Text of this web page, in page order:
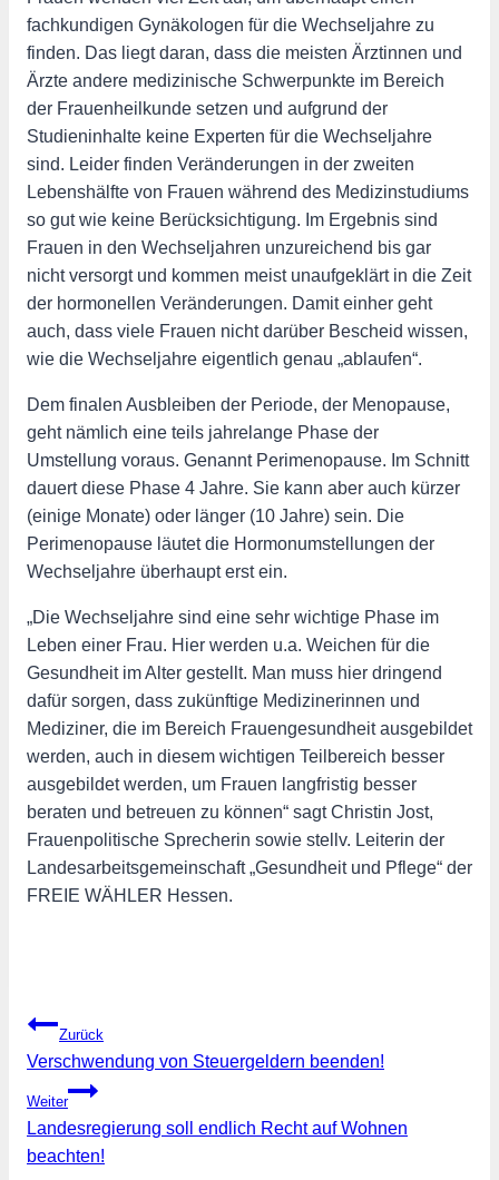
fachkundigen Gynäkologen für die Wechseljahre zu
finden. Das liegt daran, dass die meisten Ärztinnen und
Ärzte andere medizinische Schwerpunkte im Bereich
der Frauenheilkunde setzen und aufgrund der
Studieninhalte keine Experten für die Wechseljahre
sind. Leider finden Veränderungen in der zweiten
Lebenshälfte von Frauen während des Medizinstudiums
so gut wie keine Berücksichtigung. Im Ergebnis sind
Frauen in den Wechseljahren unzureichend bis gar
nicht versorgt und kommen meist unaufgeklärt in die Zeit
der hormonellen Veränderungen. Damit einher geht
auch, dass viele Frauen nicht darüber Bescheid wissen,
wie die Wechseljahre eigentlich genau „ablaufen“.
Dem finalen Ausbleiben der Periode, der Menopause,
geht nämlich eine teils jahrelange Phase der
Umstellung voraus. Genannt Perimenopause. Im Schnitt
dauert diese Phase 4 Jahre. Sie kann aber auch kürzer
(einige Monate) oder länger (10 Jahre) sein. Die
Perimenopause läutet die Hormonumstellungen der
Wechseljahre überhaupt erst ein.
„Die Wechseljahre sind eine sehr wichtige Phase im
Leben einer Frau. Hier werden u.a. Weichen für die
Gesundheit im Alter gestellt. Man muss hier dringend
dafür sorgen, dass zukünftige Medizinerinnen und
Mediziner, die im Bereich Frauengesundheit ausgebildet
werden, auch in diesem wichtigen Teilbereich besser
ausgebildet werden, um Frauen langfristig besser
beraten und betreuen zu können“ sagt Christin Jost,
Frauenpolitische Sprecherin sowie stellv. Leiterin der
Landesarbeitsgemeinschaft „Gesundheit und Pflege“ der
FREIE WÄHLER Hessen.
Beitragsnavigation
Zurück
Verschwendung von Steuergeldern beenden!
Weiter
Landesregierung soll endlich Recht auf Wohnen
beachten!